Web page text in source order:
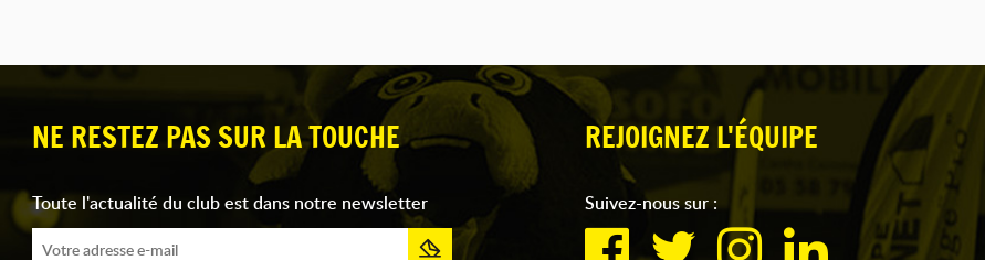
NE RESTEZ PAS SUR LA TOUCHE
Toute l'actualité du club est dans notre newsletter
REJOIGNEZ L'ÉQUIPE
Suivez-nous sur :